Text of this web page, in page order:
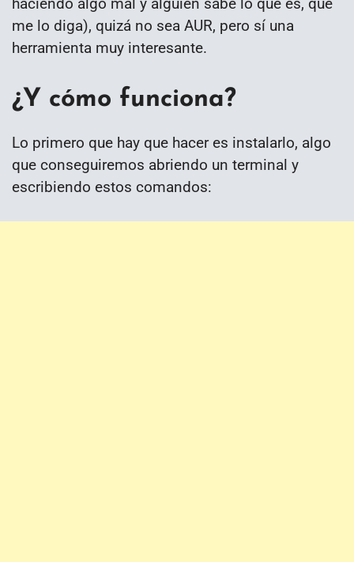
me lo diga), quizá no sea AUR, pero sí una
herramienta muy interesante.
¿Y cómo funciona?
Lo primero que hay que hacer es instalarlo, algo
que conseguiremos abriendo un terminal y
escribiendo estos comandos: